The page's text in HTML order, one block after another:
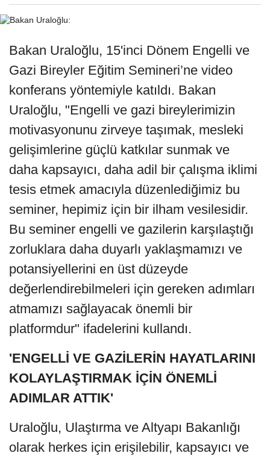
Bakan Uraloğlu, 15'inci Dönem Engelli ve
Gazi Bireyler Eğitim Semineri’ne video
konferans yöntemiyle katıldı. Bakan
Uraloğlu, "Engelli ve gazi bireylerimizin
motivasyonunu zirveye taşımak, mesleki
gelişimlerine güçlü katkılar sunmak ve
daha kapsayıcı, daha adil bir çalışma iklimi
tesis etmek amacıyla düzenlediğimiz bu
seminer, hepimiz için bir ilham vesilesidir.
Bu seminer engelli ve gazilerin karşılaştığı
zorluklara daha duyarlı yaklaşmamızı ve
potansiyellerini en üst düzeyde
değerlendirebilmeleri için gereken adımları
atmamızı sağlayacak önemli bir
platformdur" ifadelerini kullandı.
'ENGELLİ VE GAZİLERİN HAYATLARINI
KOLAYLAŞTIRMAK İÇİN ÖNEMLİ
ADIMLAR ATTIK'
Uraloğlu, Ulaştırma ve Altyapı Bakanlığı
olarak herkes için erişilebilir, kapsayıcı ve